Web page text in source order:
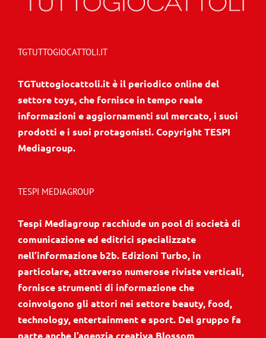
TGTUTTOGIOCATTOLI.IT
TGTuttogiocattoli.it è il periodico online del
settore toys, che fornisce in tempo reale
informazioni e aggiornamenti sul mercato, i suoi
prodotti e i suoi protagonisti. Copyright TESPI
Mediagroup.
TESPI MEDIAGROUP
Tespi Mediagroup racchiude un pool di società di
comunicazione ed editrici specializzate
nell’informazione b2b. Edizioni Turbo, in
particolare, attraverso numerose riviste verticali,
fornisce strumenti di informazione che
coinvolgono gli attori nei settore beauty, food,
technology, entertainment e sport. Del gruppo fa
parte anche l’agenzia creativa Blossom